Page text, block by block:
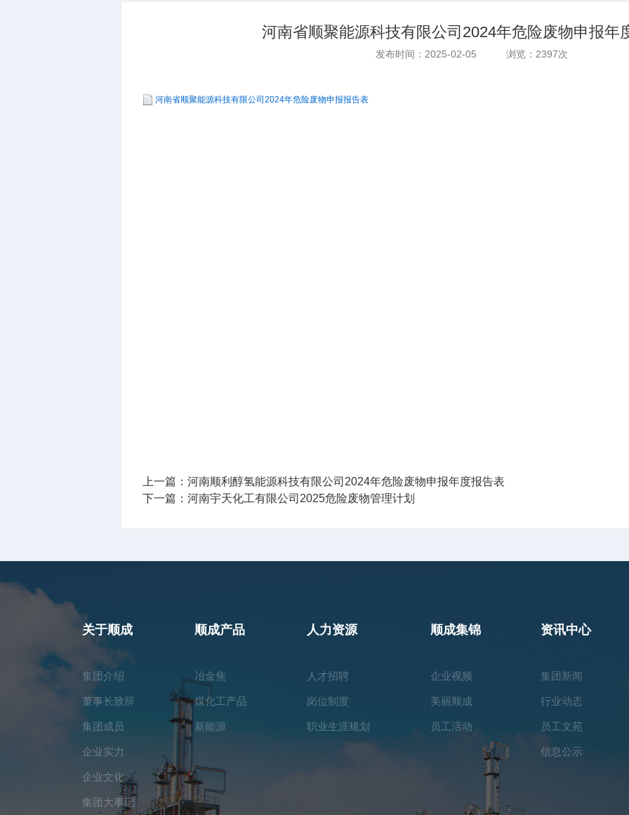
河南省顺聚能源科技有限公司2024年危险废物申报年
发布时间：2025-02-05 浏览：2397次
河南省顺聚能源科技有限公司2024年危险废物申报报告表
上一篇： 河南顺利醇氢能源科技有限公司2024年危险废物申报年度报告表
下一篇： 河南宇天化工有限公司2025危险废物管理计划
关于顺成
集团介绍
董事长致辞
集团成员
企业实力
企业文化
集团大事记
顺成产品
冶金焦
煤化工产品
新能源
人力资源
人才招聘
岗位制度
职业生涯规划
顺成集锦
企业视频
美丽顺成
员工活动
资讯中心
集团新闻
行业动态
员工文苑
信息公示